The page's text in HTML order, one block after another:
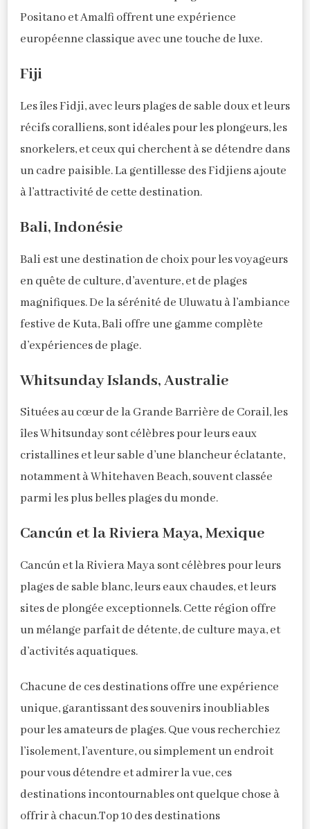
Positano et Amalfi offrent une expérience
européenne classique avec une touche de luxe.
Fiji
Les îles Fidji, avec leurs plages de sable doux et leurs
récifs coralliens, sont idéales pour les plongeurs, les
snorkelers, et ceux qui cherchent à se détendre dans
un cadre paisible. La gentillesse des Fidjiens ajoute
à l’attractivité de cette destination.
Bali, Indonésie
Bali est une destination de choix pour les voyageurs
en quête de culture, d’aventure, et de plages
magnifiques. De la sérénité de Uluwatu à l’ambiance
festive de Kuta, Bali offre une gamme complète
d’expériences de plage.
Whitsunday Islands, Australie
Situées au cœur de la Grande Barrière de Corail, les
îles Whitsunday sont célèbres pour leurs eaux
cristallines et leur sable d’une blancheur éclatante,
notamment à Whitehaven Beach, souvent classée
parmi les plus belles plages du monde.
Cancún et la Riviera Maya, Mexique
Cancún et la Riviera Maya sont célèbres pour leurs
plages de sable blanc, leurs eaux chaudes, et leurs
sites de plongée exceptionnels. Cette région offre
un mélange parfait de détente, de culture maya, et
d’activités aquatiques.
Chacune de ces destinations offre une expérience
unique, garantissant des souvenirs inoubliables
pour les amateurs de plages. Que vous recherchiez
l’isolement, l’aventure, ou simplement un endroit
pour vous détendre et admirer la vue, ces
destinations incontournables ont quelque chose à
offrir à chacun.Top 10 des destinations